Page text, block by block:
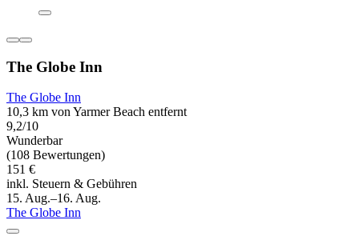
The Globe Inn
The Globe Inn
10,3 km von Yarmer Beach entfernt
9,2/10
Wunderbar
(108 Bewertungen)
151 €
inkl. Steuern & Gebühren
15. Aug.–16. Aug.
The Globe Inn